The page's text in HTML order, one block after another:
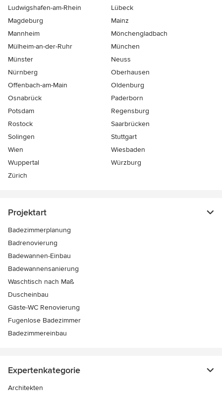
Ludwigshafen-am-Rhein
Lübeck
Magdeburg
Mainz
Mannheim
Mönchen­gladbach
Mülheim-an-der-Ruhr
München
Münster
Neuss
Nürnberg
Oberhausen
Offenbach-am-Main
Oldenburg
Osnabrück
Paderborn
Potsdam
Regensburg
Rostock
Saarbrücken
Solingen
Stuttgart
Wien
Wiesbaden
Wuppertal
Würzburg
Zürich
Projektart
Badezimmerplanung
Badrenovierung
Badewannen-Einbau
Badewannensanierung
Waschtisch nach Maß
Duscheinbau
Gäste-WC Renovierung
Fugenlose Badezimmer
Badezimmereinbau
Expertenkategorie
Architekten